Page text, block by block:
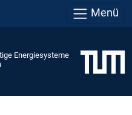
Menü
Energiesysteme